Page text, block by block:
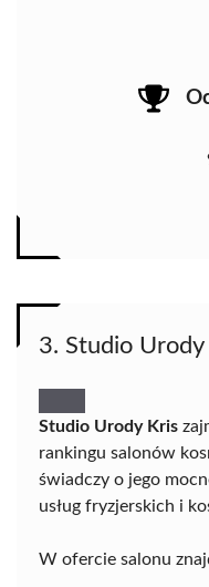
3. Studio Urody
Studio Urody Kris
rankingu salonów
świadczy o jego
usług fryzjerskich i
W ofercie salonu